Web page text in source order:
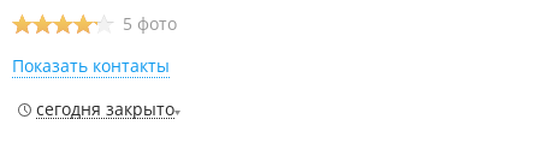
5 фото
Показать контакты
сегодня закрыто